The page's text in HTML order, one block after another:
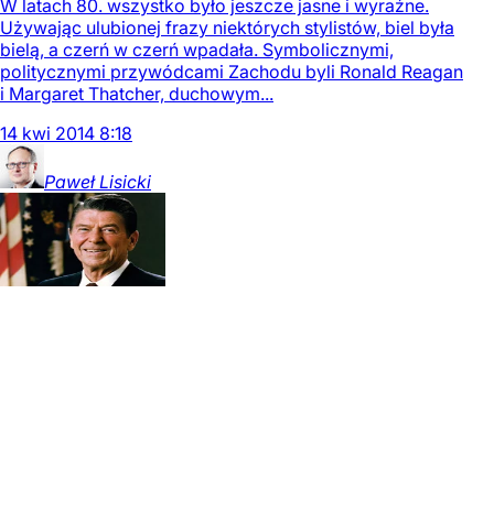
W latach 80. wszystko było jeszcze jasne i wyraźne.
Używając ulubionej frazy niektórych stylistów, biel była
bielą, a czerń w czerń wpadała. Symbolicznymi,
politycznymi przywódcami Zachodu byli Ronald Reagan
i Margaret Thatcher, duchowym...
14 kwi 2014 8:18
Paweł Lisicki